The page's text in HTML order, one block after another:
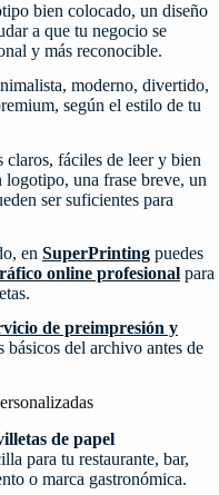
bien colocado, un diseño
a que tu negocio se
y más reconocible.
moderno, divertido,
según el estilo de tu
claros, fáciles de leer y bien
una frase breve, un
ser suficientes para
en SuperPrinting puedes
online profesional para
de preimpresión y
básicos del archivo antes de
de papel
para tu restaurante, bar,
o marca gastronómica.